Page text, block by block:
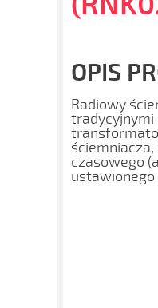
OPIS
Radiowy
tradycyjnymi
czasowego